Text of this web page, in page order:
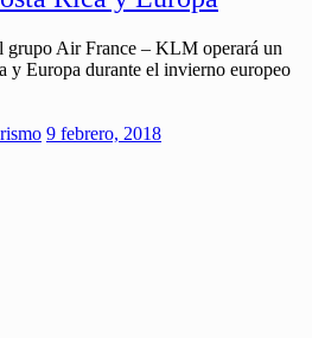
grupo Air France – KLM operará un
y Europa durante el invierno europeo
9 febrero, 2018